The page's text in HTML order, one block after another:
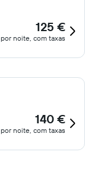
125 €
por noite, com taxas
140 €
por noite, com taxas